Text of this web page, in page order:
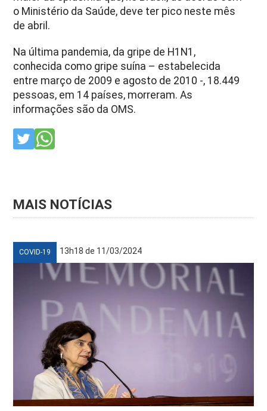
o Ministério da Saúde, deve ter pico neste mês
de abril.
Na última pandemia, da gripe de H1N1,
conhecida como gripe suína – estabelecida
entre março de 2009 e agosto de 2010 -, 18.449
pessoas, em 14 países, morreram. As
informações são da OMS.
MAIS NOTÍCIAS
COVID-19 13h18 de 11/03/2024